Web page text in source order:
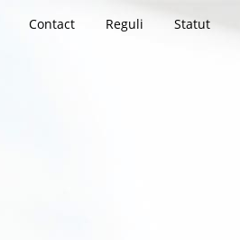
Contact Reguli Statut